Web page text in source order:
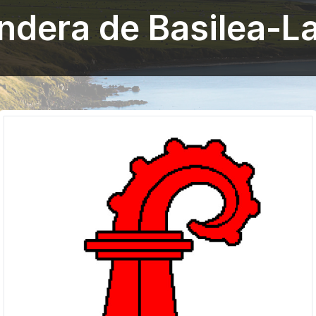
de Basilea-